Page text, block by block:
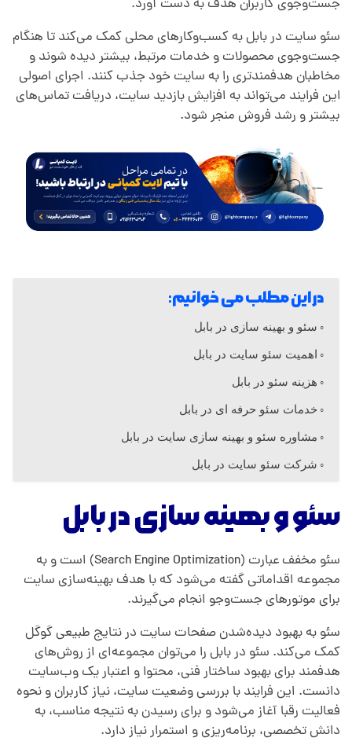
س
ئ
و
ه
س
ز
ی
س
ا
ی
جست‌وجوی کاربران هدف به دست آورد.
سئو سایت در بابل به کسب‌وکارهای محلی کمک می‌کند تا هنگام
جست‌وجوی محصولات و خدمات مرتبط، بیشتر دیده شوند و
مخاطبان هدفمندتری را به سایت خود جذب کنند. اجرای اصولی
این فرایند می‌تواند به افزایش بازدید سایت، دریافت تماس‌های
بیشتر و رشد فروش منجر شود.
در این مطلب می خوانیم:
سئو و بهینه سازی در بابل
اهمیت سئو سایت در بابل
هزینه سئو در بابل
خدمات سئو حرفه ای در بابل
مشاوره سئو و بهینه سازی سایت در بابل
شرکت سئو سایت در بابل
سئو و بهینه سازی در بابل
سئو مخفف عبارت (Search Engine Optimization) است و به
مجموعه اقداماتی گفته می‌شود که با هدف بهینه‌سازی سایت
برای موتورهای جست‌وجو انجام می‌گیرند.
سئو به بهبود دیده‌شدن صفحات سایت در نتایج طبیعی گوگل
کمک می‌کند. سئو در بابل را می‌توان مجموعه‌ای از روش‌های
هدفمند برای بهبود ساختار فنی، محتوا و اعتبار یک وب‌سایت
دانست. این فرایند با بررسی وضعیت سایت، نیاز کاربران و نحوه
فعالیت رقبا آغاز می‌شود و برای رسیدن به نتیجه مناسب، به
دانش تخصصی، برنامه‌ریزی و استمرار نیاز دارد.